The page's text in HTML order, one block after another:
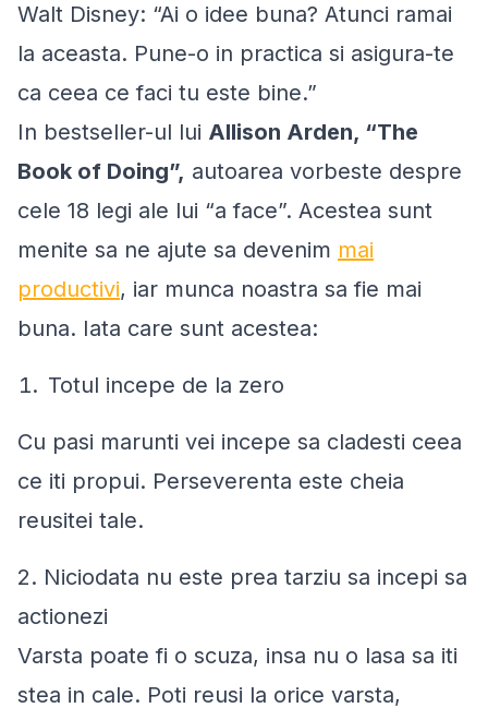
Walt Disney: “Ai o idee buna? Atunci ramai
la aceasta. Pune-o in practica si asigura-te
ca ceea ce faci tu este bine.”
In bestseller-ul lui Allison Arden, “The
Book of Doing”, autoarea vorbeste despre
cele 18 legi ale lui “a face”. Acestea sunt
menite sa ne ajute sa devenim mai
productivi, iar munca noastra sa fie mai
buna. Iata care sunt acestea:
Totul incepe de la zero
Cu pasi marunti vei incepe sa cladesti ceea
ce iti propui. Perseverenta este cheia
reusitei tale.
2. Niciodata nu este prea tarziu sa incepi sa
actionezi
Varsta poate fi o scuza, insa nu o lasa sa iti
stea in cale. Poti reusi la orice varsta,